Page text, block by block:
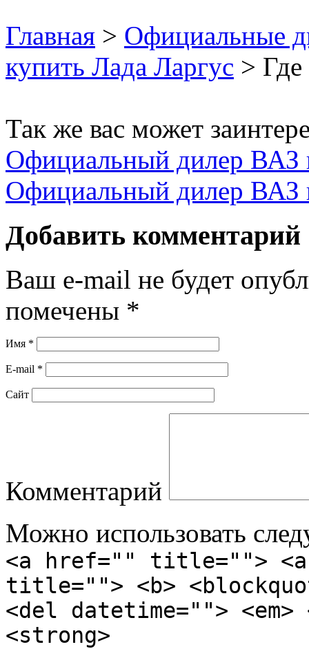
Главная > Официальные
купить Лада Ларгус >
Так же вас может
Официальный дилер ВАЗ
Официальный дилер ВАЗ
Добавить комментарий
Ваш e-mail не будет
помечены *
Имя *
E-mail *
Сайт
Комментарий
Можно использовать
<a href="" title="">
title=""> <b>
<del datetime="">
<strong>